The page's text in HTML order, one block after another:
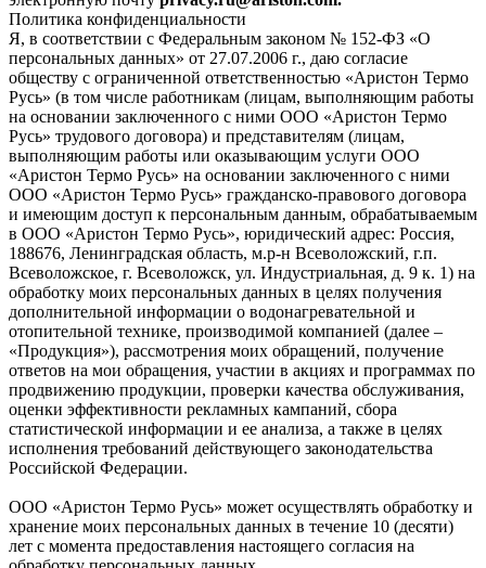
Политика конфиденциальности
Я, в соответствии с Федеральным законом № 152-ФЗ «О
персональных данных» от 27.07.2006 г., даю согласие
обществу с ограниченной ответственностью «Аристон Термо
Русь» (в том числе работникам (лицам, выполняющим работы
на основании заключенного с ними ООО «Аристон Термо
Русь» трудового договора) и представителям (лицам,
выполняющим работы или оказывающим услуги ООО
«Аристон Термо Русь» на основании заключенного с ними
ООО «Аристон Термо Русь» гражданско-правового договора
и имеющим доступ к персональным данным, обрабатываемым
в ООО «Аристон Термо Русь», юридический адрес: Россия,
188676, Ленинградская область, м.р-н Всеволожский, г.п.
Всеволожское, г. Всеволожск, ул. Индустриальная, д. 9 к. 1) на
обработку моих персональных данных в целях получения
дополнительной информации о водонагревательной и
отопительной технике, производимой компанией (далее –
«Продукция»), рассмотрения моих обращений, получение
ответов на мои обращения, участии в акциях и программах по
продвижению продукции, проверки качества обслуживания,
оценки эффективности рекламных кампаний, сбора
статистической информации и ее анализа, а также в целях
исполнения требований действующего законодательства
Российской Федерации.
ООО «Аристон Термо Русь» может осуществлять обработку и
хранение моих персональных данных в течение 10 (десяти)
лет с момента предоставления настоящего согласия на